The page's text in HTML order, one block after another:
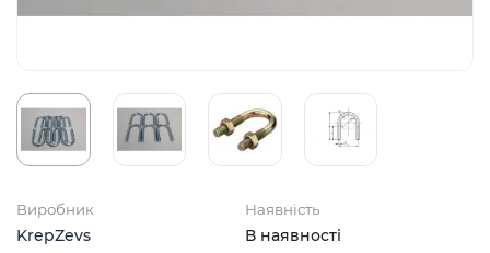
Виробник
KrepZevs
Наявність
В наявності